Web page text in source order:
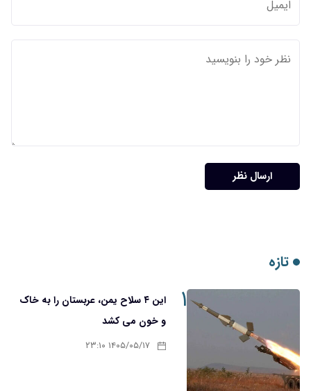
ارسال نظر
تازه
۱
این ۴ سلاح یمن، عربستان را به خاک
و خون می کشد
۱۴۰۵/۰۵/۱۷ ۲۳:۱۰